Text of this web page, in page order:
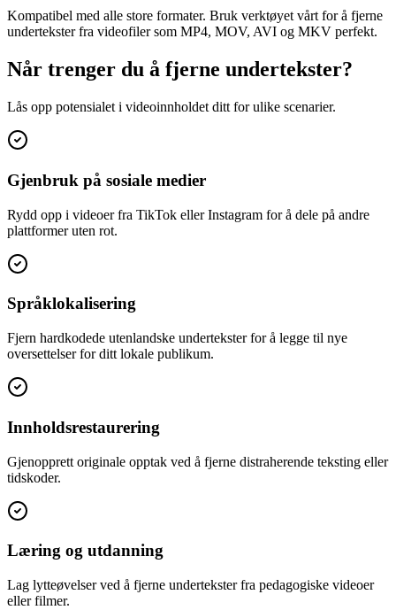
Kompatibel med alle store formater. Bruk verktøyet vårt for å fjerne
undertekster fra videofiler som MP4, MOV, AVI og MKV perfekt.
Når trenger du å fjerne undertekster?
Lås opp potensialet i videoinnholdet ditt for ulike scenarier.
Gjenbruk på sosiale medier
Rydd opp i videoer fra TikTok eller Instagram for å dele på andre
plattformer uten rot.
Språklokalisering
Fjern hardkodede utenlandske undertekster for å legge til nye
oversettelser for ditt lokale publikum.
Innholdsrestaurering
Gjenopprett originale opptak ved å fjerne distraherende teksting eller
tidskoder.
Læring og utdanning
Lag lytteøvelser ved å fjerne undertekster fra pedagogiske videoer
eller filmer.